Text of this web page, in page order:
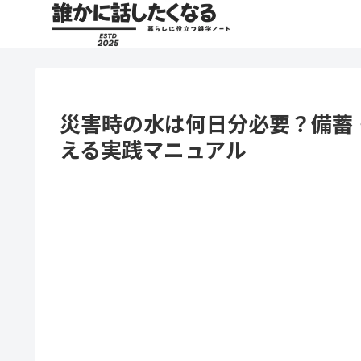
災害時の水は何日分必要？備
える実践マニュアル